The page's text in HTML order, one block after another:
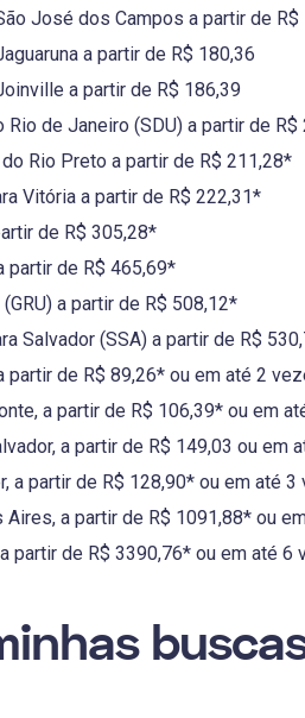
José dos Campos a partir de
a partir de R$ 180,36
a partir de R$ 186,39
Rio de Janeiro (SDU) a partir de R$
Rio Preto a partir de R$ 211,28*
Vitória a partir de R$ 222,31*
de R$ 305,28*
partir de R$ 465,69*
a partir de R$ 508,12*
Salvador (SSA) a partir de R$
partir de R$ 89,26* ou em até 2
a partir de R$ 106,39* ou em
a partir de R$ 149,03 ou em
a partir de R$ 128,90* ou em até 3
a partir de R$ 1091,88* ou
partir de R$ 3390,76* ou em até 6